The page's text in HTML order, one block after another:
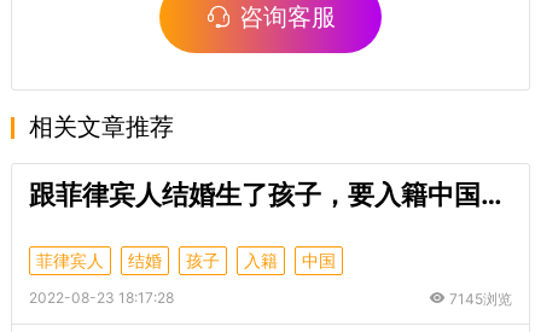
咨询客服
相关文章推荐
跟菲律宾人结婚生了孩子，要入籍中国最重要的材料是啥？
菲律宾人 结婚 孩子 入籍 中国
2022-08-23 18:17:28 7145浏览